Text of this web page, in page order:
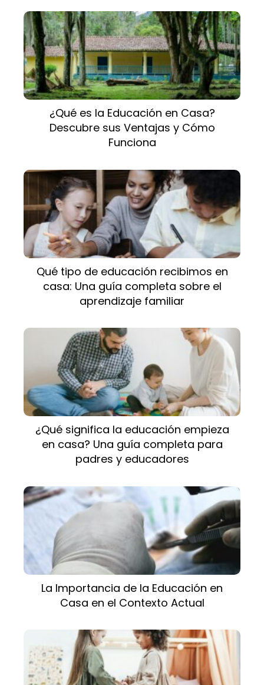
¿Qué es la Educación en Casa?
Descubre sus Ventajas y Cómo
Funciona
Qué tipo de educación recibimos en
casa: Una guía completa sobre el
aprendizaje familiar
¿Qué significa la educación empieza
en casa? Una guía completa para
padres y educadores
La Importancia de la Educación en
Casa en el Contexto Actual